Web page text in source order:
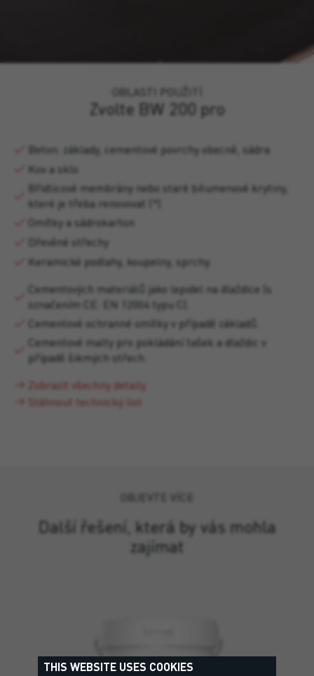
OBLASTI POUŽITÍ
Zvolte BW 200 pro
Beton: základy, cementové povrchy obecně, sádra
Kov a sklo
Břidlicové membrány nebo staré bitumenové krytiny,
které je třeba renovovat (*)
Omítky a sádrokarton
Dřevěné střechy
Keramické podlahy, koupelny, sprchy.
Cementových materiálů jako lepidel na dlaždice (s
označením CE: EN 12004 typu C).
Cementové ochranné omítky v případě základů.
Cementové malty pro pokládání tašek a dlaždic v
případě šikmých střech.
Zobrazit všechny detaily
Stáhnout technický list
OBJEVTE VÍCE
Další řešení, která by vás mohla
zajímat
THIS WEBSITE USES COOKIES